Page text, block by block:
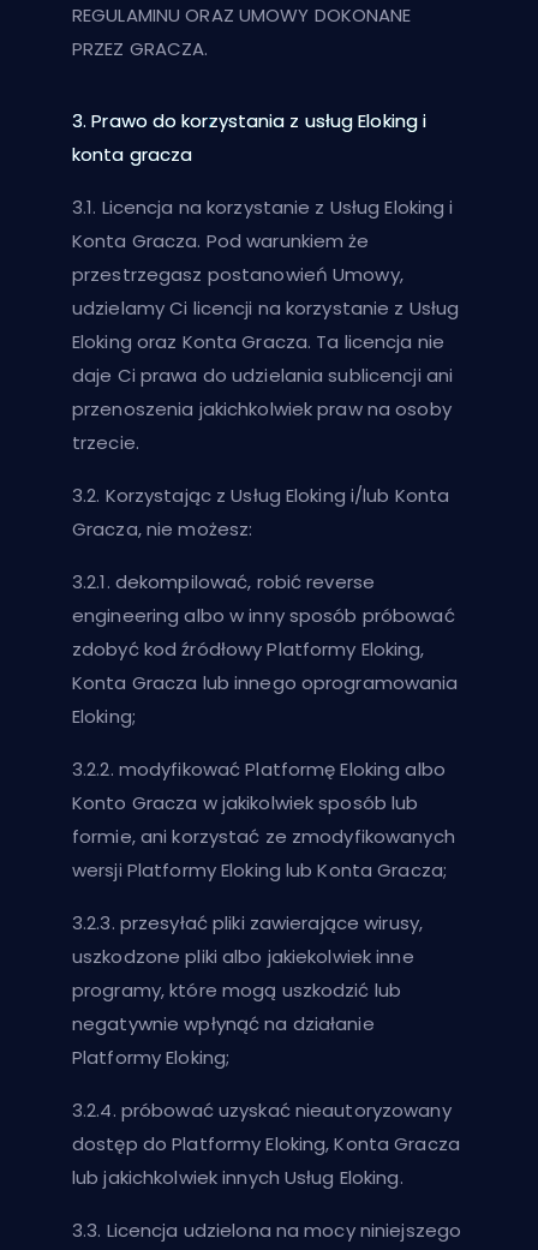
REGULAMINU ORAZ UMOWY DOKONANE
PRZEZ GRACZA.
3. Prawo do korzystania z usług Eloking i
konta gracza
3.1. Licencja na korzystanie z Usług Eloking i
Konta Gracza. Pod warunkiem że
przestrzegasz postanowień Umowy,
udzielamy Ci licencji na korzystanie z Usług
Eloking oraz Konta Gracza. Ta licencja nie
daje Ci prawa do udzielania sublicencji ani
przenoszenia jakichkolwiek praw na osoby
trzecie.
3.2. Korzystając z Usług Eloking i/lub Konta
Gracza, nie możesz:
3.2.1. dekompilować, robić reverse
engineering albo w inny sposób próbować
zdobyć kod źródłowy Platformy Eloking,
Konta Gracza lub innego oprogramowania
Eloking;
3.2.2. modyfikować Platformę Eloking albo
Konto Gracza w jakikolwiek sposób lub
formie, ani korzystać ze zmodyfikowanych
wersji Platformy Eloking lub Konta Gracza;
3.2.3. przesyłać pliki zawierające wirusy,
uszkodzone pliki albo jakiekolwiek inne
programy, które mogą uszkodzić lub
negatywnie wpłynąć na działanie
Platformy Eloking;
3.2.4. próbować uzyskać nieautoryzowany
dostęp do Platformy Eloking, Konta Gracza
lub jakichkolwiek innych Usług Eloking.
3.3. Licencja udzielona na mocy niniejszego